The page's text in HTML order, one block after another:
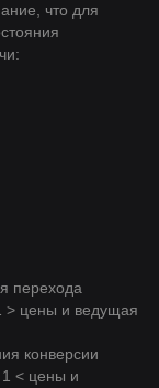
что для
перехода
> цены и ведущая
конверсии
1 < цены и